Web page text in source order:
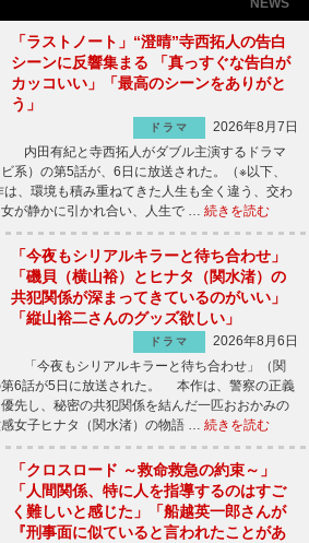
「ラストノート」“澄晴”寺西拓人の告白
シーンに反響集まる 「真っすぐな告白が
カッコいい」「最高のシーンをありがと
う」
ドラマ
2026年8月7日
内田有紀と寺西拓人がダブル主演するドラマ
系）の第5話が、6日に放送された。（※以下、
、環境も積み重ねてきた人生も全く違う、交わ
が静かに引かれ合い、人生で … 続きを読む
「今夜もシリアルキラーと待ち合わせ」
「磯貝（横山裕）とヒナタ（関水渚）の
共犯関係が深まってきているのがいい」
「縦山裕二さんのグッズ欲しい」
ドラマ
2026年8月6日
「今夜もシリアルキラーと待ち合わせ」（関
6話が5日に放送された。 本作は、警察の正義
先し、秘密の共犯関係を結んだ一匹おおかみの
女子ヒナタ（関水渚）の物語 … 続きを読む
「クロスロード ～救命救急の約束～」
「人間関係、特に人を指導するのはすご
く難しいと感じた」「船越英一郎さんが
『刑事面に似ていると言われたことがあ